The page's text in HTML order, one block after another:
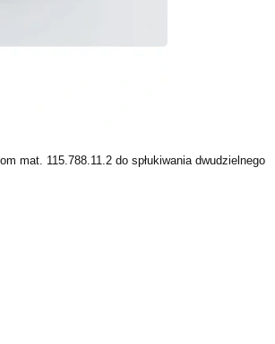
mat. 115.788.11.2 do spłukiwania dwudzielnego